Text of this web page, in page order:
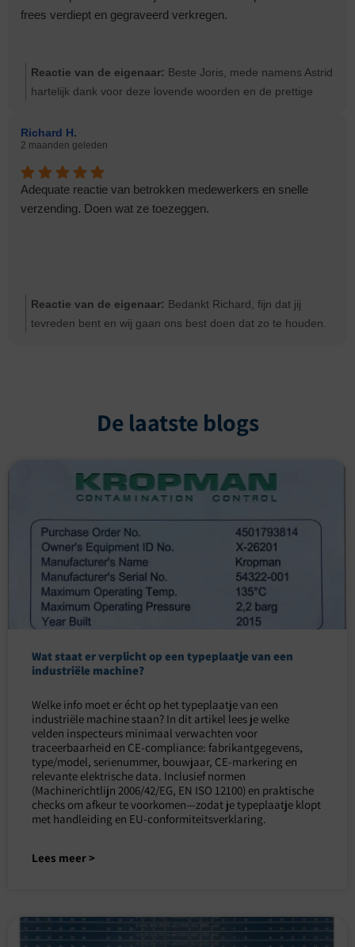
frees verdiept en gegraveerd verkregen.
Reactie van de eigenaar: Beste Joris, mede namens Astrid
hartelijk dank voor deze lovende woorden en de prettige
het nieuwe bedieningspaneel.
Richard H.
2 maanden geleden
Adequate reactie van betrokken medewerkers en snelle
verzending. Doen wat ze toezeggen.
Reactie van de eigenaar: Bedankt Richard, fijn dat jij
tevreden bent en wij gaan ons best doen dat zo te houden.
De laatste blogs
Wat staat er verplicht op een typeplaatje van een
industriële machine?
Welke info moet er écht op het typeplaatje van een
industriële machine staan? In dit artikel lees je welke
velden inspecteurs minimaal verwachten voor
traceerbaarheid en CE-compliance: fabrikantgegevens,
type/model, serienummer, bouwjaar, CE-markering en
relevante elektrische data. Inclusief normen
(Machinerichtlijn 2006/42/EG, EN ISO 12100) en praktische
checks om afkeur te voorkomen—zodat je typeplaatje klopt
met handleiding en EU-conformiteitsverklaring.
Lees meer >